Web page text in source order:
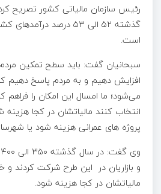
رئیس سازمان مالیاتی کشور تصریح
گذشته ۵۲ الی ۵۳ درصد
است.
سبحانیان گفت: باید سطح تمکین مردم
افزایش دهیم و به مردم پاسخ دهیم
می‌شود؛ ما امسال این امکان را فراهم
انتخاب کنند مالیاتشان در کجا هزینه
پروژه های عمرانی هزینه شود یا
و بازاریان در این طرح شرکت کردند و
مالیاتشان در کجا هزینه شود.